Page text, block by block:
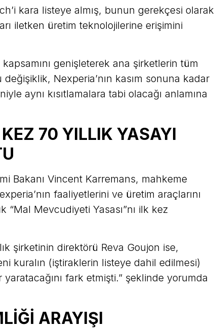
kara listeye almış, bunun gerekçesi olarak
iletken üretim teknolojilerine erişimini
genişleterek ana şirketlerin tüm
Nexperia’nın kasım sonuna kadar
aynı kısıtlamalara tabi olacağı anlamına
70 YILLIK YASAYI
Bakanı Vincent Karremans, mahkeme
faaliyetlerini ve üretim araçlarını
“Mal Mevcudiyeti Yasası”nı ilk kez
şirketinin direktörü Reva Goujon ise,
kuralın (iştiraklerin listeye dahil edilmesi)
fark etmişti.” şeklinde yorumda
ARAYIŞI